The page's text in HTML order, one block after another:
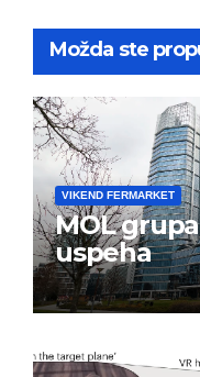
Možda ste
VIKEND FERMARKET
MOL
uspeha